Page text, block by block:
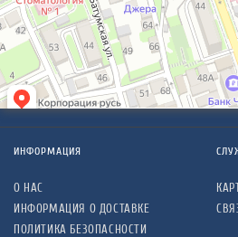
ИНФОРМАЦИЯ
О НАС
ИНФОРМАЦИЯ О ДОСТАВКЕ
ПОЛИТИКА БЕЗОПАСНОСТИ